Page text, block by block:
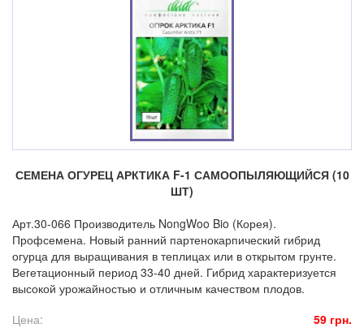
СЕМЕНА ОГУРЕЦ АРКТИКА F-1 САМООПЫЛЯЮЩИЙСЯ (10
ШТ)
Арт.30-066 Производитель NongWoo Bio (Корея).
Профсемена. Новый ранний партенокарпический гибрид
огурца для выращивания в теплицах или в открытом грунте.
Вегетационный период 33-40 дней. Гибрид характеризуется
высокой урожайностью и отличным качеством плодов.
Цена:
59 грн.